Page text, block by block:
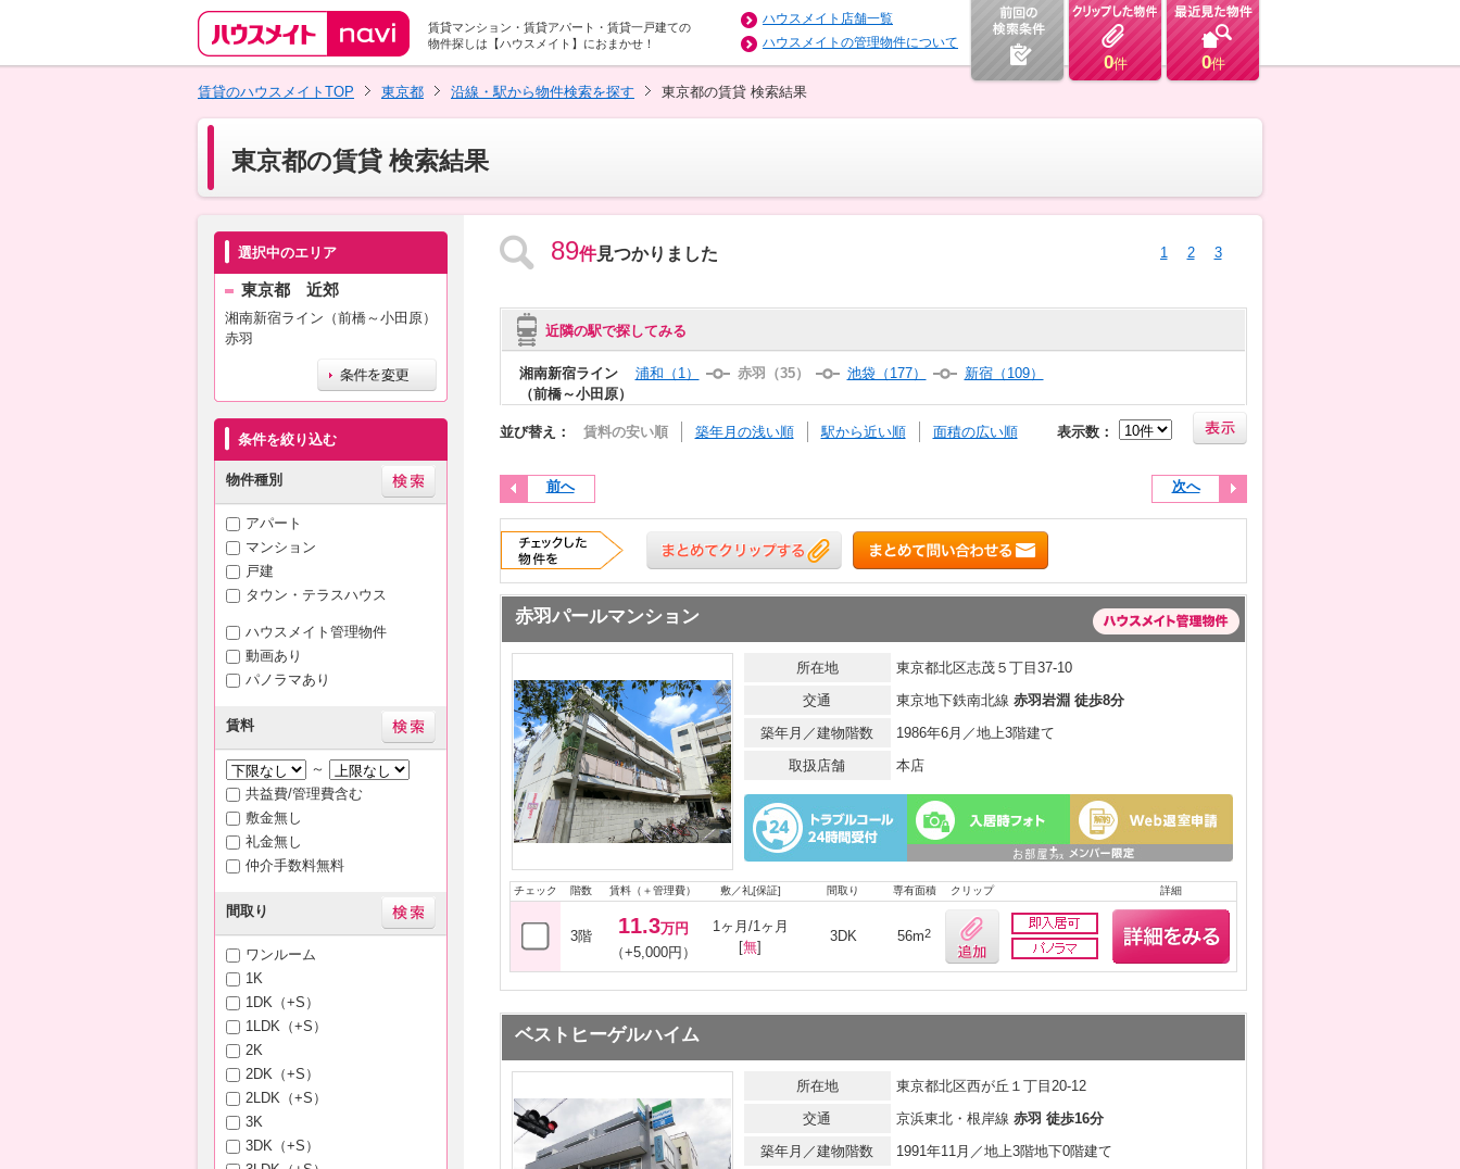
賃貸マンション・賃貸アパート・賃貸一戸建ての
物件探しは【ハウスメイト】におまかせ！
ハウスメイト店舗一覧
ハウスメイトの管理物件について
0件 0件
賃貸のハウスメイトTOP
東京都 沿線・駅から物件検索を探す 東京都の賃貸 検索結果
東京都の賃貸 検索結果
選択中のエリア
東京都 近郊
湘南新宿ライン（前橋～小田原）
赤羽
条件を絞り込む
物件種別
アパート
マンション
戸建
タウン・テラスハウス
ハウスメイト管理物件
動画あり
パノラマあり
賃料
～
共益費/管理費含む
敷金無し
礼金無し
仲介手数料無料
間取り
ワンルーム
1K
1DK（+S）
1LDK（+S）
2K
2DK（+S）
2LDK（+S）
3K
3DK（+S）
89件見つかりました 1 2 3
近隣の駅で探してみる
湘南新宿ライン
（前橋～小田原）
浦和（1） 赤羽（35） 池袋（177） 新宿（109）
並び替え： 賃料の安い順 築年月の浅い順 駅から近い順 面積の広い順 表示数：
前へ 次へ
赤羽パールマンション
所在地
東京都北区志茂５丁目37-10
交通
東京地下鉄南北線 赤羽岩淵 徒歩8分
築年月／建物階数
1986年6月／地上3階建て
取扱店舗
本店
チェック 階数 賃料（＋管理費） 敷／礼[保証] 間取り 専有面積 クリップ 詳細
3階 11.3万円
（+5,000円）
1ヶ月/1ヶ月
[無]
3DK 56m2
ベストヒーゲルハイム
所在地
東京都北区西が丘１丁目20-12
交通
京浜東北・根岸線 赤羽 徒歩16分
築年月／建物階数
1991年11月／地上3階地下0階建て